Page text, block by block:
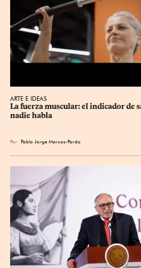
ARTE E IDEAS
La fuerza muscular: el indicador de
nadie habla
Por Pablo Jorge Marcos-Pardo